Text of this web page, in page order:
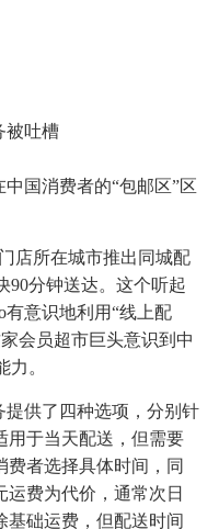
被吐槽
国消费者的“包邮区”区
店所在城市推出同城配
90分钟送达。这个听起
有意识地利用“线上配
会员超市巨头意识到中
。
提供了四种选项，分别针
用于当天配送，但需要
费者选择具体时间，同
运费为代价，通常次日
基础运费，但配送时间